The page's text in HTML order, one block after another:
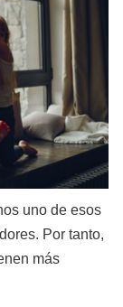
uno de esos
Por tanto,
más